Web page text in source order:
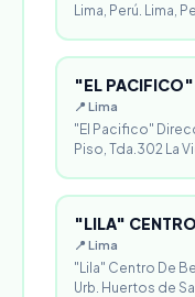
Lima, Perú. Lima,
"EL PACIFICO"
📍 Lima
"El Pacifico"
Piso, Tda.302 La
"LILA"
📍 Lima
"Lila" Centro De
Urb. Huertos de